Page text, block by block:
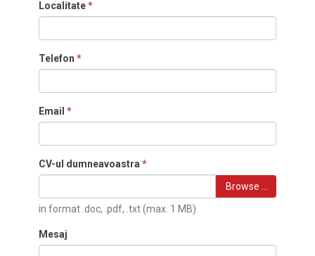
Localitate*
Telefon *
Email *
CV-ul dumneavoastra *
Browse …
in format .doc, .pdf, .txt (max. 1 MB)
Mesaj